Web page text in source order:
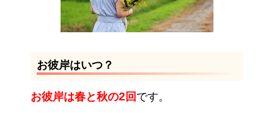
お彼岸はいつ？
お彼岸は春と秋の2 回 です。